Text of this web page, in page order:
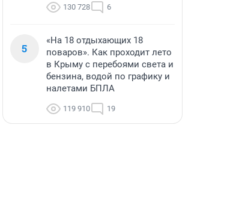
130 728 6
5
«На 18 отдыхающих 18
поваров». Как проходит лето
в Крыму с перебоями света и
бензина, водой по графику и
налетами БПЛА
119 910 19